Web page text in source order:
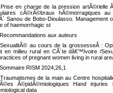
Prise en charge de la pression artÃ©rielle
cÃ©rÃ©braux hÃ©morragiques
Sanou de Bobo-Dioulasso. Management
of haemorrhagic st
Recommandations aux auteurs
SexualitÃ© au cours de la grossesseÂ :
en milieu rural en CÃ´te dâ€™Ivoire /
of pregnant women living in rural
Sommaire RISM 2024;26,1
Traumatismes de la main au Centre
Ã©pidÃ©miologiques Hand
data